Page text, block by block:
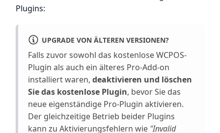
Plugins:
UPGRADE VON ÄLTEREN VERSIONEN?
Falls zuvor sowohl das kostenlose WCPOS-
Plugin als auch ein älteres Pro-Add-on
installiert waren, deaktivieren und löschen
Sie das kostenlose Plugin, bevor Sie das
neue eigenständige Pro-Plugin aktivieren.
Der gleichzeitige Betrieb beider Plugins
kann zu Aktivierungsfehlern wie "Invalid